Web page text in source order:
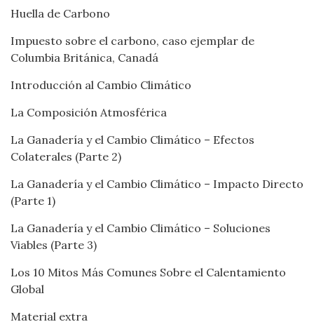
Huella de Carbono
Impuesto sobre el carbono, caso ejemplar de
Columbia Británica, Canadá
Introducción al Cambio Climático
La Composición Atmosférica
La Ganadería y el Cambio Climático – Efectos
Colaterales (Parte 2)
La Ganadería y el Cambio Climático – Impacto Directo
(Parte 1)
La Ganadería y el Cambio Climático – Soluciones
Viables (Parte 3)
Los 10 Mitos Más Comunes Sobre el Calentamiento
Global
Material extra